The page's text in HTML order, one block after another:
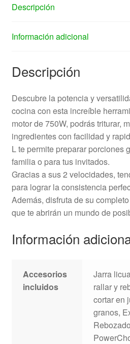
Descripción
Información adicional
Descripción
Descubre la potencia y
cocina con esta increíble
motor de 750W, podrás triturar,
ingredientes con facilidad y
L te permite preparar porciones
familia o para tus invitados.
Gracias a sus 2 velocidades,
para lograr la consistencia
Además, disfruta de su
que te abrirán un mundo de
Información
Accesorios
incluidos
Jarra
rallar y
cortar en
granos,